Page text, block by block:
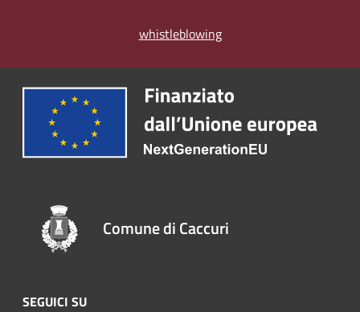
whistleblowing
Comune di Caccuri
SEGUICI SU